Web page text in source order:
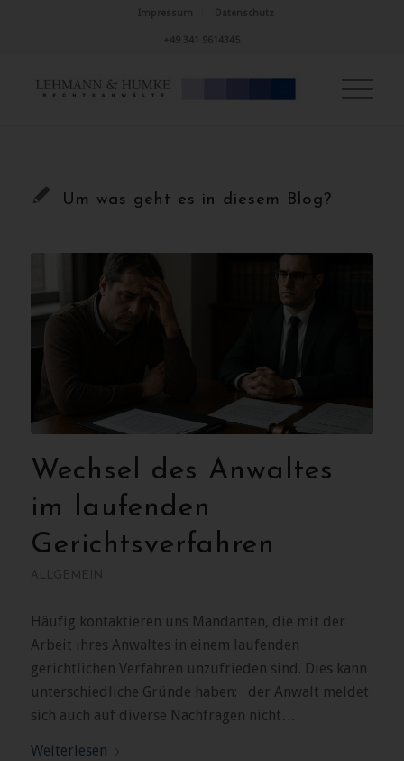
Um was geht es in diesem Blog?
Wechsel des Anwaltes
im laufenden
Gerichtsverfahren
Häufig kontaktieren uns Mandanten, die mit der
Arbeit ihres Anwaltes in einem laufenden
gerichtlichen Verfahren unzufrieden sind. Dies kann
unterschiedliche Gründe haben: der Anwalt meldet
sich auch auf diverse Nachfragen nicht…
Weiterlesen